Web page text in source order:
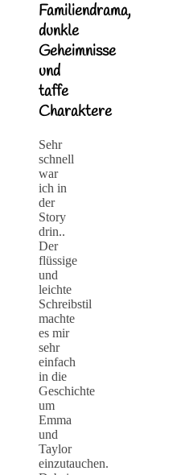
Familiendrama,
dunkle
Geheimnisse
und
taffe
Charaktere
Sehr
schnell
war
ich in
der
Story
drin..
Der
flüssige
und
leichte
Schreibstil
machte
es mir
sehr
einfach
in die
Geschichte
um
Emma
und
Taylor
einzutauchen.